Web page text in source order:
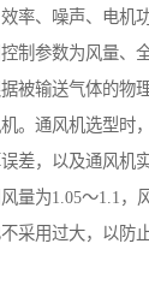
率、噪声、电机功
制参数为风量、
被输送气体的物
。通风机选型时
差，以及通风机
量为1.05～1.1，
采用过大，以防